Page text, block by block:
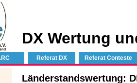
DX Wertung
Referat DX Referat Conteste
Länderstandswertung: